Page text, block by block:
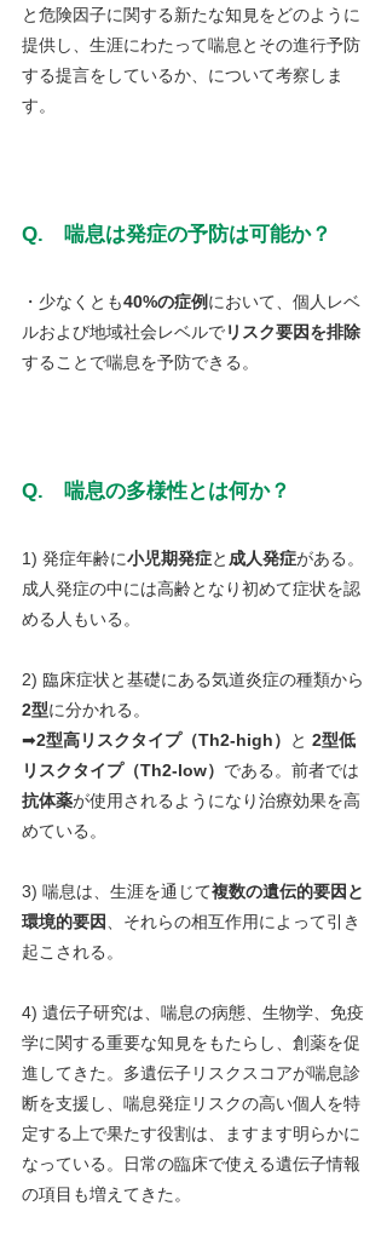
と危険因子に関する新たな知見をどのように
提供し、生涯にわたって喘息とその進行予防
する提言をしているか、について考察しま
す。
Q.　喘息は発症の予防は可能か？
・少なくとも40%の症例において、個人レベ
ルおよび地域社会レベルでリスク要因を排除
することで喘息を予防できる。
Q.　喘息の多様性とは何か？
1) 発症年齢に小児期発症と 成人発症がある。
成人発症の中には高齢となり初めて症状を認
める人もいる。
2) 臨床症状と基礎にある気道炎症の種類から
2型に分かれる。
➡2型高リスクタイプ（Th2-high） と 2型低
リスクタイプ（Th2-low） である。前者では
抗体薬が使用されるようになり治療効果を高
めている。
3) 喘息は、生涯を通じて複数の遺伝的要因と
環境的要因
、それらの相互作用によって引き
起こされる。
4) 遺伝子研究は、喘息の病態、生物学、免疫
学に関する重要な知見をもたらし、創薬を促
進してきた。多遺伝子リスクスコアが喘息診
断を支援し、喘息発症リスクの高い個人を特
定する上で果たす役割は、ますます明らかに
なっている。日常の臨床で使える遺伝子情報
の項目も増えてきた。